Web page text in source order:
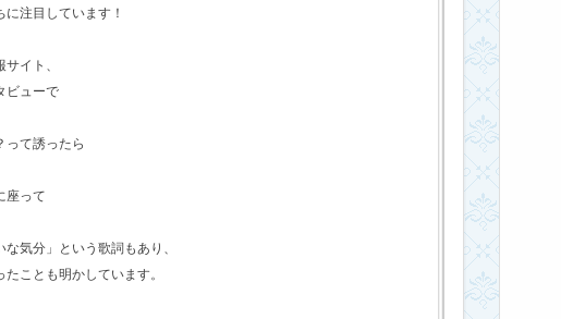
注目しています！
イト、
ビューで
って誘ったら
座って
気分」という歌詞もあり、
ことも明かしています。